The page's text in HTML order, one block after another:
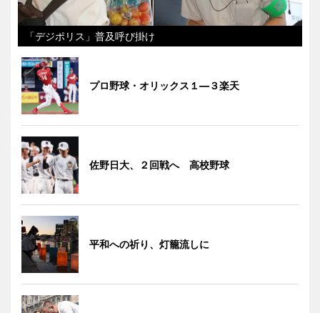
「デジポリス」普及呼び掛け
プロ野球・オリックス１―３楽天
佐野日大、２回戦へ 高校野球
平和への祈り、灯籠流しに